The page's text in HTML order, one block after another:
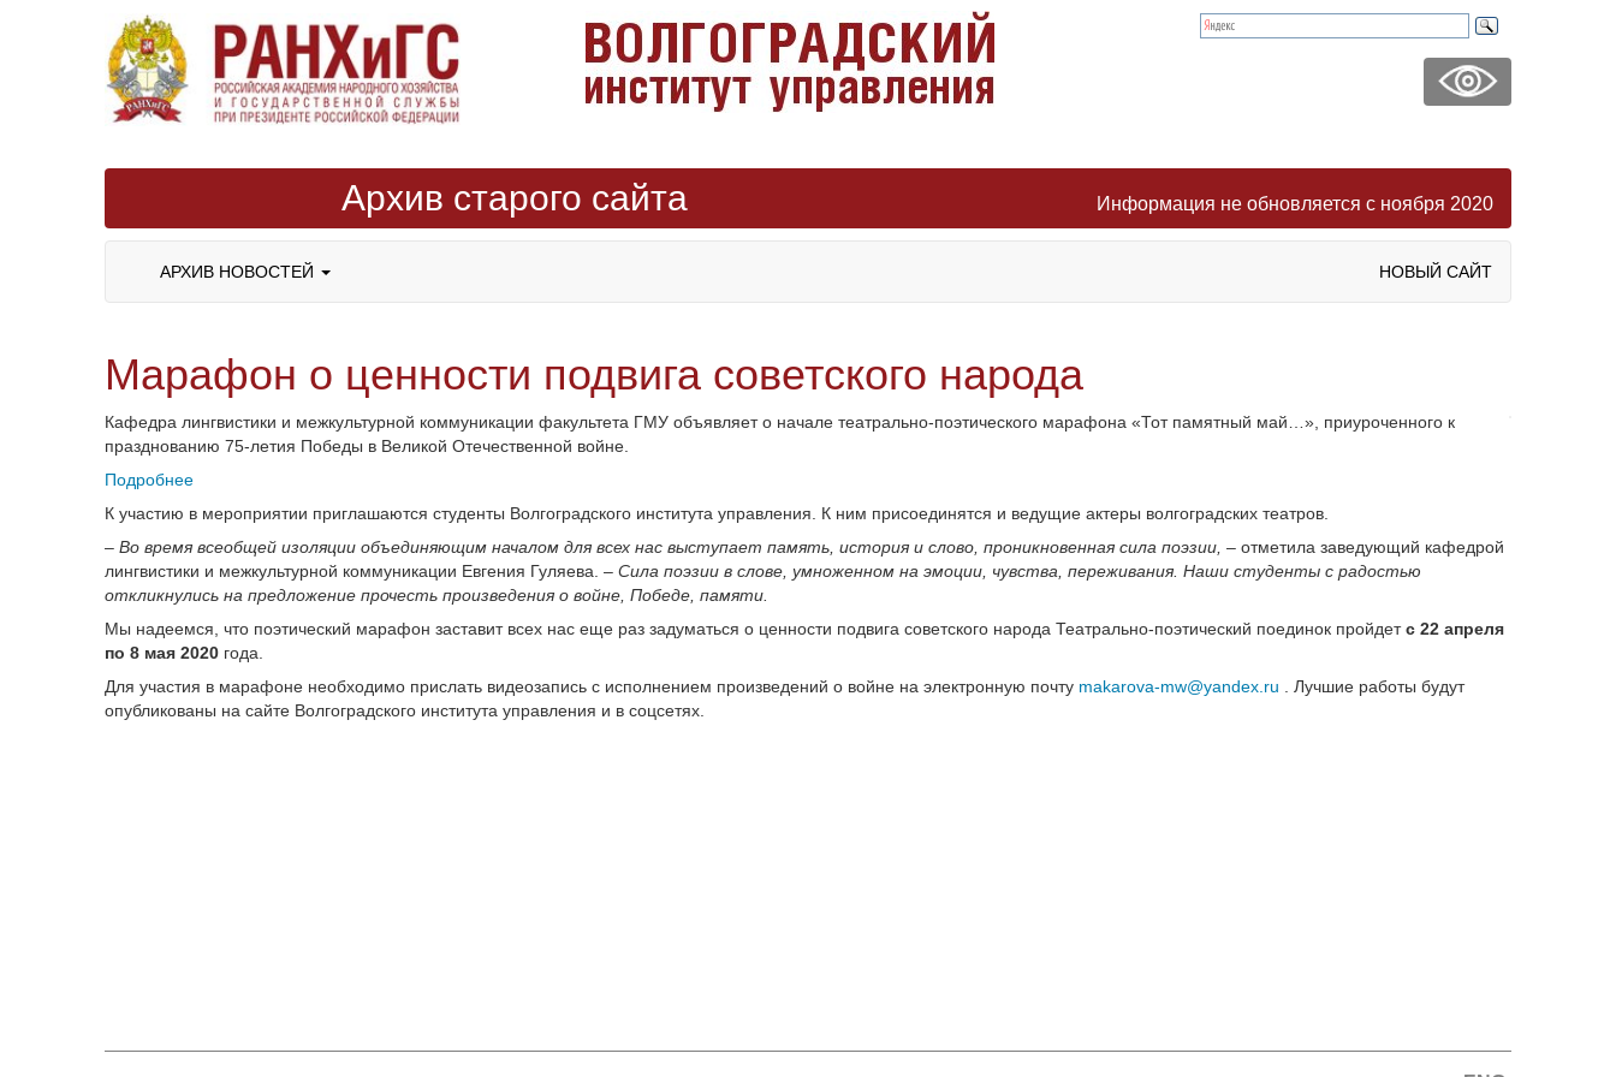
Архив старого сайта Информация не обновляется с ноября 2020
АРХИВ НОВОСТЕЙ НОВЫЙ САЙТ
Марафон о ценности подвига советского народа
Кафедра лингвистики и межкультурной коммуникации факультета ГМУ объявляет о начале театрально-поэтического марафона «Тот памятный май…», приуроченного к
празднованию 75-летия Победы в Великой Отечественной войне.
Подробнее
К участию в мероприятии приглашаются студенты Волгоградского института управления. К ним присоединятся и ведущие актеры волгоградских театров.
– Во время всеобщей изоляции объединяющим началом для всех нас выступает память, история и слово, проникновенная сила поэзии, – отметила заведующий кафедрой
лингвистики и межкультурной коммуникации Евгения Гуляева. – Сила поэзии в слове, умноженном на эмоции, чувства, переживания. Наши студенты с радостью
откликнулись на предложение прочесть произведения о войне, Победе, памяти.
Мы надеемся, что поэтический марафон заставит всех нас еще раз задуматься о ценности подвига советского народа Театрально-поэтический поединок пройдетс 22 апреля
по 8 мая 2020 года.
Для участия в марафоне необходимо прислать видеозапись с исполнением произведений о войне на электронную почту makarova-mw@yandex.ru . Лучшие работы будут
опубликованы на сайте Волгоградского института управления и в соцсетях.